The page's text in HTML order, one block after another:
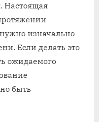
Настоящая
изначально
Если делать это
ожидаемого
быть